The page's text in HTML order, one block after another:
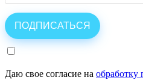
Даю свое согласие на обработку